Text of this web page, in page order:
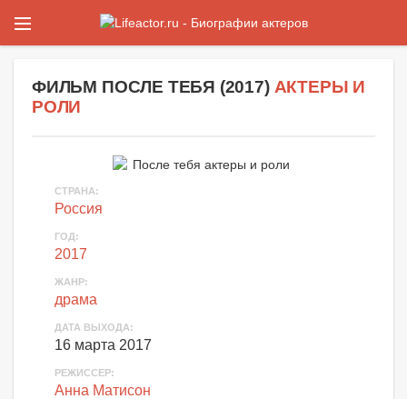
ФИЛЬМ ПОСЛЕ ТЕБЯ (2017) АКТЕРЫ И
РОЛИ
СТРАНА:
Россия
ГОД:
2017
ЖАНР:
драма
ДАТА ВЫХОДА:
16 марта 2017
РЕЖИССЕР:
Анна Матисон